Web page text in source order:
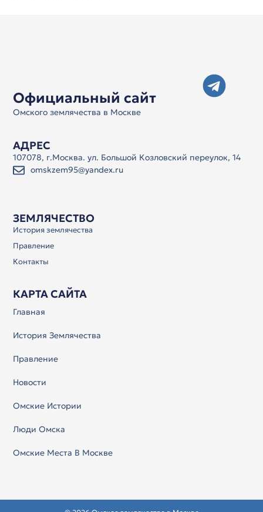
Официальный сайт
Омского землячества в Москве
ЗЕМЛЯЧЕСТВО
История землячества
Правление
Контакты
КАРТА САЙТА
Главная
История Землячества
Правление
Новости
Омские Истории
Люди Омска
Омские Места В Москве
АДРЕС
107078, г.Москва. ул. Большой Козловский переулок, 14
omskzem95@yandex.ru